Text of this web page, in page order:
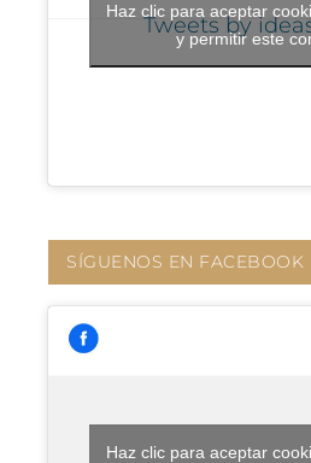
Tweets by
Haz clic para aceptar
y permitir este
SÍGUENOS EN FACEBOOK
Haz clic para aceptar